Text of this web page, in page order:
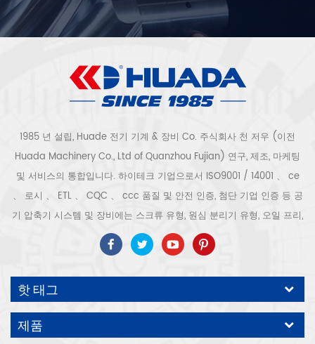
1985 년 설립, Huade 전기 기계 & 장비 Co. 주식회사 천 저우 (이전
Huada Machinery Co., Ltd of Quanzhou Fujian) 연구, 제조, 마케팅
및 서비스의 통합입니다. 하이테크 기업으로서 ISO9001 / 14001 、 ce
、 로시 、 ETL 、 CQC 、 ccc 품질 및 안전 인증, 첨단 기업 인증 등 공
기 압축기 시스템 및 장비에는 스크류 유형, 원심 분리기 유형, 오일 프리,
스크롤 유형, 피스톤 유형, 건조기, 필터, 배수기, 완전한 공기 압축기 생산
라인 등이 포함됩니다. 보다 300 가지 유형의 공기 압축기 산업 전문가
우리 회사는 보다 30 년 경력 from 압력 용기, 전기 모터, 정밀 부품 가공
및 장비에 대한 최고의 부품 주조 조립. 또한 우리 회사는 영구 자석 서보
모터의 자체 핵심 프로세스를 개발하고 관련 기술 특허를 획득하여 국가
에너지 절약 및 환경 보호 기술 발전에 기여했습니다. 우리 자신의 브랜
핫 태그
제품